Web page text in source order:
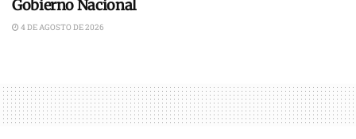
Gobierno Nacional
4 DE AGOSTO DE 2026